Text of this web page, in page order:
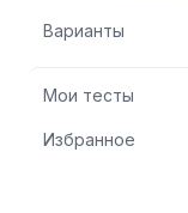
Варианты
Мои тесты
Избранное